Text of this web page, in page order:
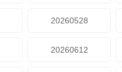
20260528
20260612